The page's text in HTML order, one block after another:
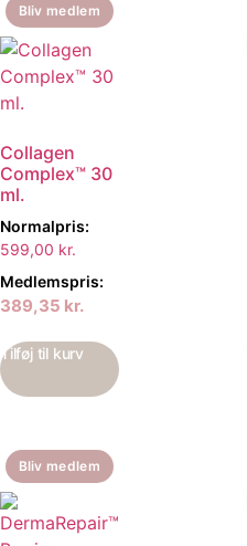
Bliv medlem
Collagen
Complex™ 30
ml.
Normalpris:
599,00 kr.
Medlemspris:
389,35 kr.
Tilføj til kurv
Bliv medlem